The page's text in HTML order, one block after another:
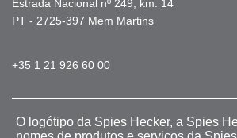
Estrada Nacional nº 249, km. 14
PT - 2725-397 Mem Martins
+35 1 21 926 60 00
O logótipo da Spies Hecker, a Spies